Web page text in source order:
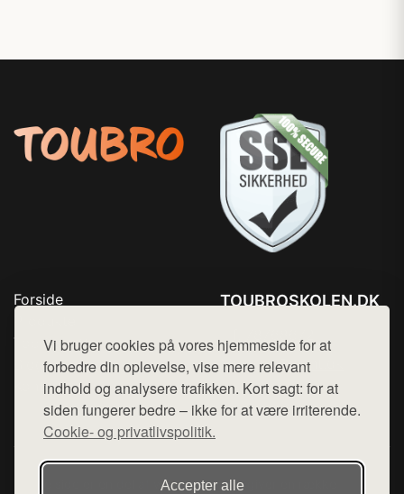
Vi bruger cookies på vores hjemmeside for at
forbedre din oplevelse, vise mere relevant
indhold og analysere trafikken. Kort sagt: for at
siden fungerer bedre – ikke for at være irriterende.
Cookie- og privatlivspolitik.
Accepter alle
Forside
Top Rabatter
Blog
Kontakt
TOUBROSKOLEN.DK
Mail: hej@want.dk
Cookie- og privatlivspolitik
Denne side er en del af want.dk, der udgiver en række